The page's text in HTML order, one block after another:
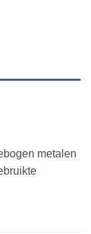
metalen